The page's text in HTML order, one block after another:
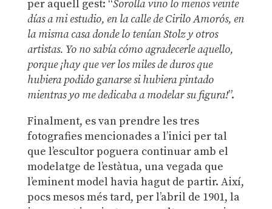
per aquell gest: “Sorolla vino lo menos veinte
días a mi estudio, en la calle de Cirilo Amorós, en
la misma casa donde lo tenían Stolz y otros
artistas. Yo no sabía cómo agradecerle aquello,
porque ¡hay que ver los miles de duros que
hubiera podido ganarse si hubiera pintado
mientras yo me dedicaba a modelar su figura!”.
Finalment, es van prendre les tres
fotografies mencionades a l’inici per tal
que l’escultor poguera continuar amb el
modelatge de l’estàtua, una vegada que
l’eminent model havia hagut de partir. Així,
pocs mesos més tard, per l’abril de 1901, la